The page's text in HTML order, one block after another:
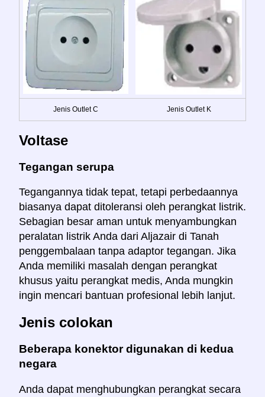
Jenis Outlet C Jenis Outlet K
Voltase
Tegangan serupa
Tegangannya tidak tepat, tetapi perbedaannya
biasanya dapat ditoleransi oleh perangkat listrik.
Sebagian besar aman untuk menyambungkan
peralatan listrik Anda dari Aljazair di Tanah
penggembalaan tanpa adaptor tegangan. Jika
Anda memiliki masalah dengan perangkat
khusus yaitu perangkat medis, Anda mungkin
ingin mencari bantuan profesional lebih lanjut.
Jenis colokan
Beberapa konektor digunakan di kedua
negara
Anda dapat menghubungkan perangkat secara